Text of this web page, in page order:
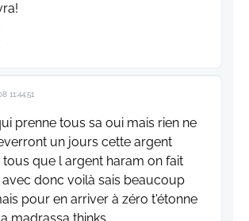
11:44:51
prenne tous sa oui mais rien ne
un jours cette argent
que l argent haram on fait
avec donc voilà sais beaucoup
pour en arriver à zéro t'étonne